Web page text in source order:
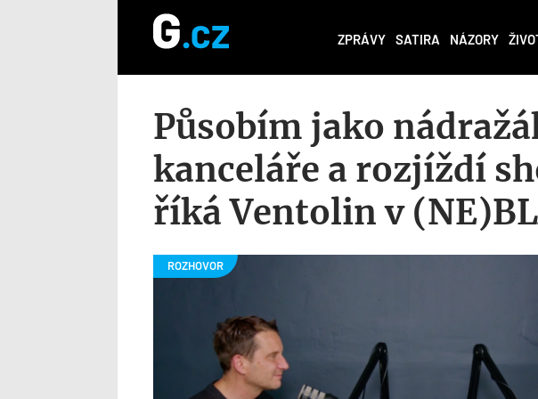
ZPRÁVY SATIRA NÁZORY
Působím jako
kanceláře a rozjíždí
říká Ventolin v